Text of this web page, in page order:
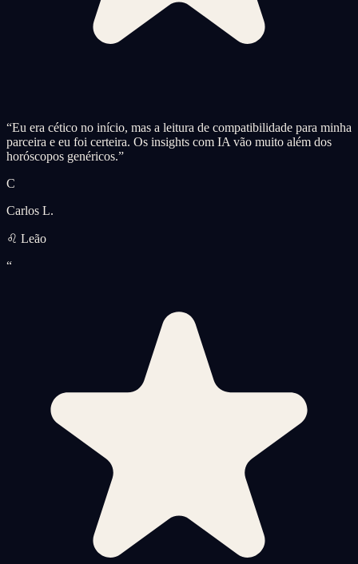
“Eu era cético no início, mas a leitura de compatibilidade para minha
parceira e eu foi certeira. Os insights com IA vão muito além dos
horóscopos genéricos.”
C
Carlos L.
♌ Leão
“